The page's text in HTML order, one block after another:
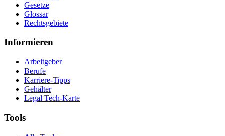
Gesetze
Glossar
Rechtsgebiete
Informieren
Arbeitgeber
Berufe
Karriere-Tipps
Gehälter
Legal Tech-Karte
Tools